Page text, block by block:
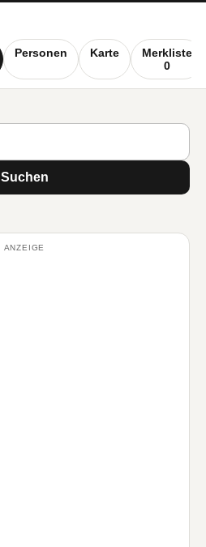
Personen Karte
Merkliste
0
Suchen
ANZEIGE